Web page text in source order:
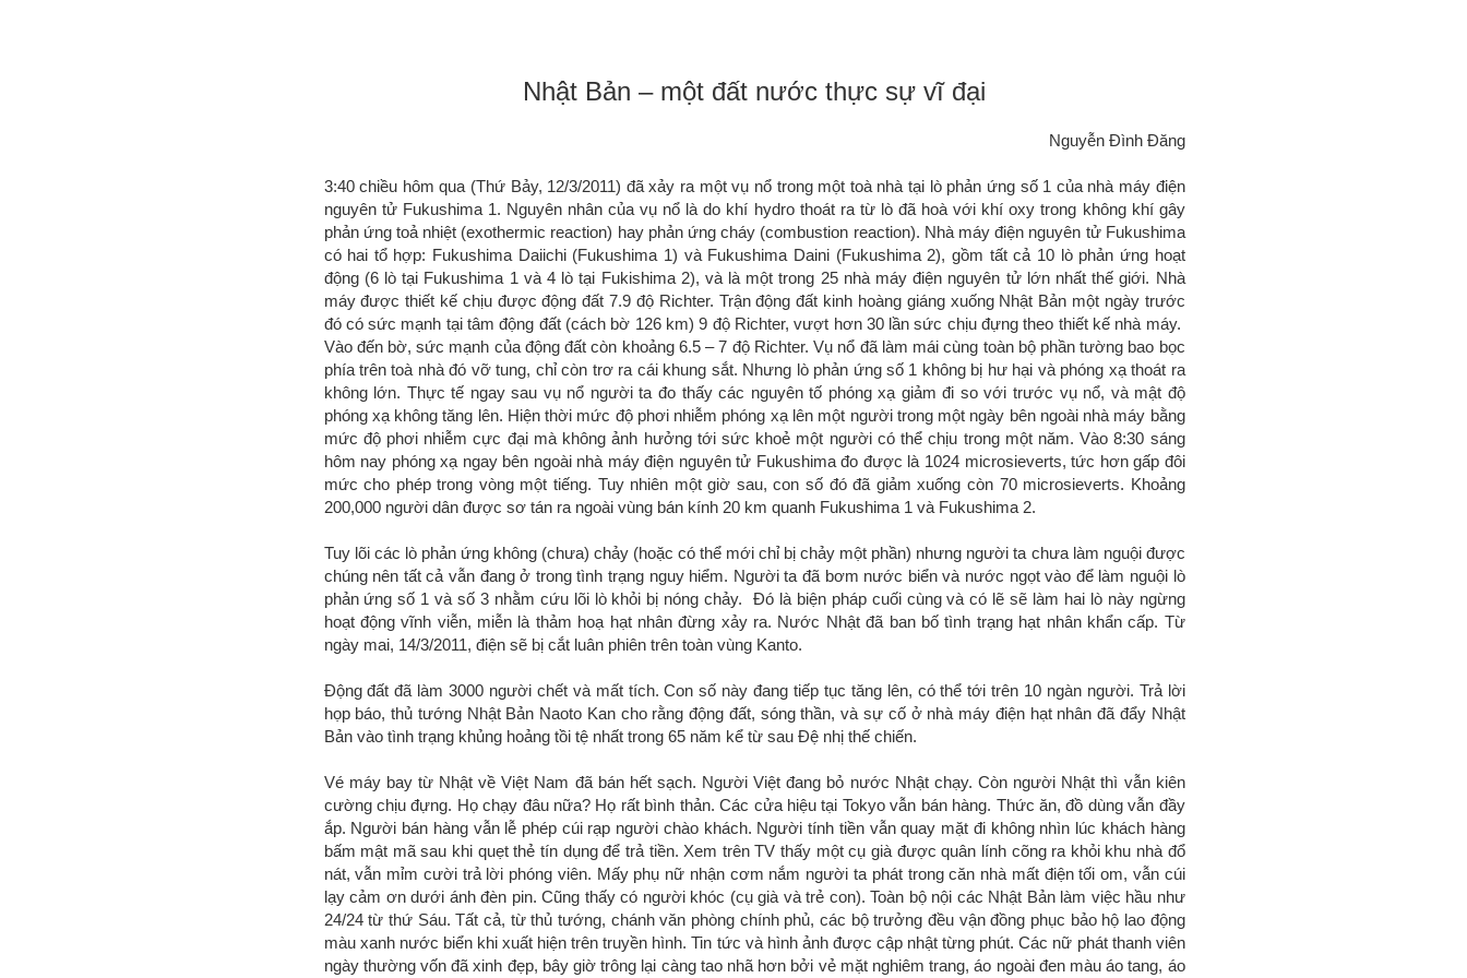
Nhật Bản – một đất nước thực sự vĩ đại
Nguyễn Đình Đăng
3:40 chiều hôm qua (Thứ Bảy, 12/3/2011) đã xảy ra một vụ nổ trong một toà nhà tại lò phản ứng số 1 của nhà máy điện
nguyên tử Fukushima 1. Nguyên nhân của vụ nổ là do khí hydro thoát ra từ lò đã hoà với khí oxy trong không khí gây
phản ứng toả nhiệt (exothermic reaction) hay phản ứng cháy (combustion reaction). Nhà máy điện nguyên tử Fukushima
có hai tổ hợp: Fukushima Daiichi (Fukushima 1) và Fukushima Daini (Fukushima 2), gồm tất cả 10 lò phản ứng hoạt
động (6 lò tại Fukushima 1 và 4 lò tại Fukishima 2), và là một trong 25 nhà máy điện nguyên tử lớn nhất thế giới. Nhà
máy được thiết kế chịu được động đất 7.9 độ Richter. Trận động đất kinh hoàng giáng xuống Nhật Bản một ngày trước
đó có sức mạnh tại tâm động đất (cách bờ 126 km) 9 độ Richter, vượt hơn 30 lần sức chịu đựng theo thiết kế nhà máy.
Vào đến bờ, sức mạnh của động đất còn khoảng 6.5 – 7 độ Richter. Vụ nổ đã làm mái cùng toàn bộ phần tường bao bọc
phía trên toà nhà đó vỡ tung, chỉ còn trơ ra cái khung sắt. Nhưng lò phản ứng số 1 không bị hư hại và phóng xạ thoát ra
không lớn. Thực tế ngay sau vụ nổ người ta đo thấy các nguyên tố phóng xạ giảm đi so với trước vụ nổ, và mật độ
phóng xạ không tăng lên. Hiện thời mức độ phơi nhiễm phóng xạ lên một người trong một ngày bên ngoài nhà máy bằng
mức độ phơi nhiễm cực đại mà không ảnh hưởng tới sức khoẻ một người có thể chịu trong một năm. Vào 8:30 sáng
hôm nay phóng xạ ngay bên ngoài nhà máy điện nguyên tử Fukushima đo được là 1024 microsieverts, tức hơn gấp đôi
mức cho phép trong vòng một tiếng. Tuy nhiên một giờ sau, con số đó đã giảm xuống còn 70 microsieverts. Khoảng
200,000 người dân được sơ tán ra ngoài vùng bán kính 20 km quanh Fukushima 1 và Fukushima 2.
Tuy lõi các lò phản ứng không (chưa) chảy (hoặc có thể mới chỉ bị chảy một phần) nhưng người ta chưa làm nguội được
chúng nên tất cả vẫn đang ở trong tình trạng nguy hiểm. Người ta đã bơm nước biển và nước ngọt vào để làm nguội lò
phản ứng số 1 và số 3 nhằm cứu lõi lò khỏi bị nóng chảy. Đó là biện pháp cuối cùng và có lẽ sẽ làm hai lò này ngừng
hoạt động vĩnh viễn, miễn là thảm hoạ hạt nhân đừng xảy ra. Nước Nhật đã ban bố tình trạng hạt nhân khẩn cấp. Từ
ngày mai, 14/3/2011, điện sẽ bị cắt luân phiên trên toàn vùng Kanto.
Động đất đã làm 3000 người chết và mất tích. Con số này đang tiếp tục tăng lên, có thể tới trên 10 ngàn người. Trả lời
họp báo, thủ tướng Nhật Bản Naoto Kan cho rằng động đất, sóng thần, và sự cố ở nhà máy điện hạt nhân đã đẩy Nhật
Bản vào tình trạng khủng hoảng tồi tệ nhất trong 65 năm kể từ sau Đệ nhị thế chiến.
Vé máy bay từ Nhật về Việt Nam đã bán hết sạch. Người Việt đang bỏ nước Nhật chạy. Còn người Nhật thì vẫn kiên
cường chịu đựng. Họ chạy đâu nữa? Họ rất bình thản. Các cửa hiệu tại Tokyo vẫn bán hàng. Thức ăn, đồ dùng vẫn đầy
ắp. Người bán hàng vẫn lễ phép cúi rạp người chào khách. Người tính tiền vẫn quay mặt đi không nhìn lúc khách hàng
bấm mật mã sau khi quẹt thẻ tín dụng để trả tiền. Xem trên TV thấy một cụ già được quân lính cõng ra khỏi khu nhà đổ
nát, vẫn mỉm cười trả lời phóng viên. Mấy phụ nữ nhận cơm nắm người ta phát trong căn nhà mất điện tối om, vẫn cúi
lạy cảm ơn dưới ánh đèn pin. Cũng thấy có người khóc (cụ già và trẻ con). Toàn bộ nội các Nhật Bản làm việc hầu như
24/24 từ thứ Sáu. Tất cả, từ thủ tướng, chánh văn phòng chính phủ, các bộ trưởng đều vận đồng phục bảo hộ lao động
màu xanh nước biển khi xuất hiện trên truyền hình. Tin tức và hình ảnh được cập nhật từng phút. Các nữ phát thanh viên
ngày thường vốn đã xinh đẹp, bây giờ trông lại càng tao nhã hơn bởi vẻ mặt nghiêm trang, áo ngoài đen màu áo tang, áo